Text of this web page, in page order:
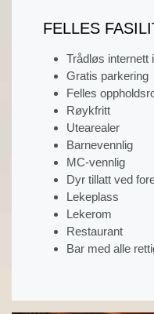
FELLES
Trådløs internett
Gratis parkering
Felles
Røykfritt
Utearealer
Barnevennlig
MC-vennlig
Dyr tillatt ved
Lekeplass
Lekerom
Restaurant
Bar med alle